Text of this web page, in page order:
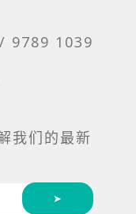
9789 1039
我们的最新